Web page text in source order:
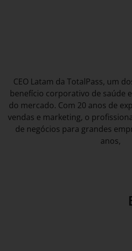
CEO Latam da TotalPass, um
benefício corporativo de saúde
do mercado. Com 20 anos de
vendas e marketing, o
de negócios para grandes
anos,